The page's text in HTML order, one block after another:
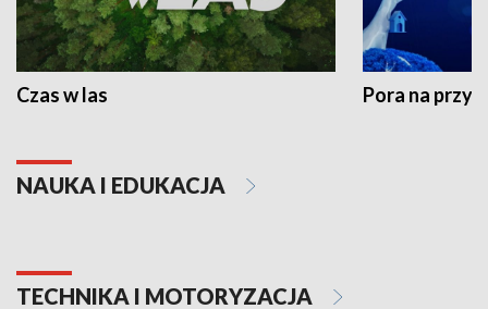
Czas w las Pora na
NAUKA I EDUKACJA
TECHNIKA I MOTORYZACJA